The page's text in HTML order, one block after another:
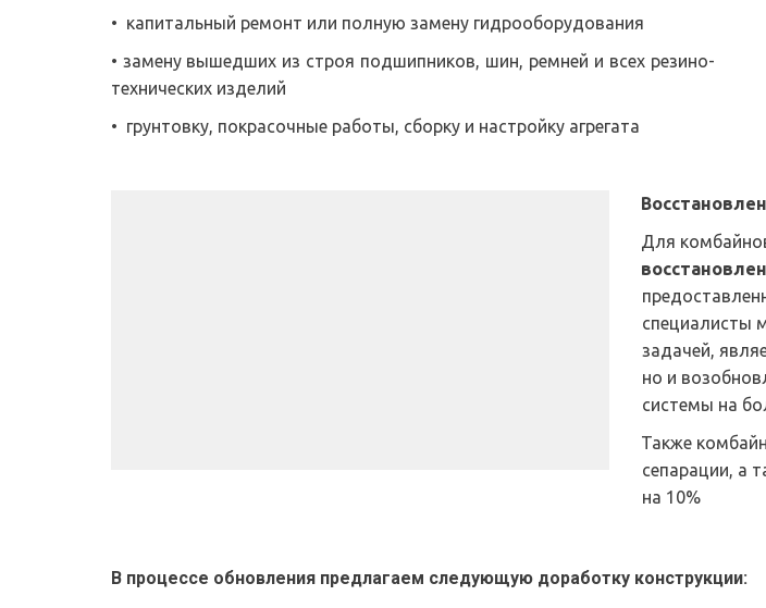
• капитальный ремонт или полную замену гидрооборудования
• замену вышедших из строя подшипников, шин, ремней и всех резино-
технических изделий
• грунтовку, покрасочные работы, сборку и настройку агрегата
специалисты
задачей,
но и
системы на
Также
сепарации, а
на 10%
В процессе обновления предлагаем следующую доработку конструкции: